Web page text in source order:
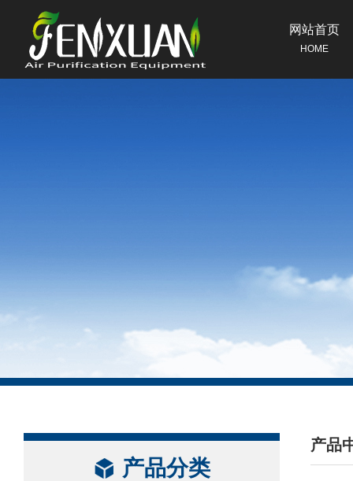
网站首页
HOME
产品分类
产品
/